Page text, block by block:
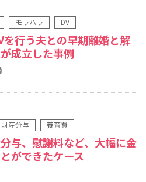
モラハラ DV
を行う夫との早期離婚と解
成立した事例
財産分与 養育費
与、慰謝料など、大幅に金
ができたケース